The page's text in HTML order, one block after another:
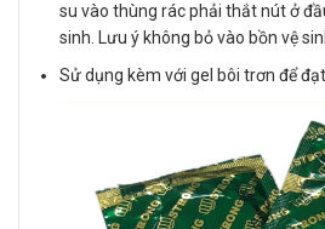
su vào thùng rác phải thắt nút ở
sinh. Lưu ý không bỏ vào bồn vệ
Sử dụng kèm với gel bôi trơn để